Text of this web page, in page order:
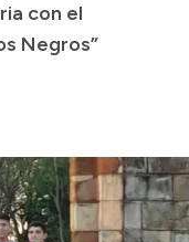
con el
Negros”